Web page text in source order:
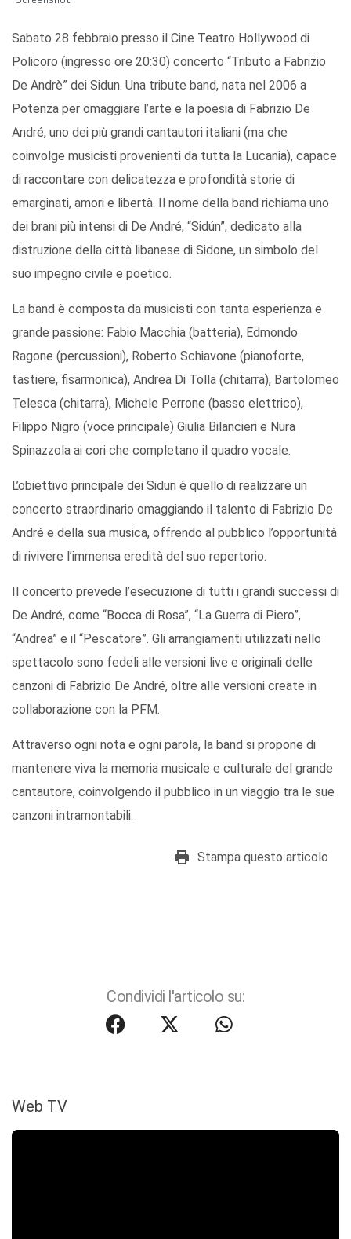
Sabato 28 febbraio presso il Cine Teatro Hollywood di
Policoro (ingresso ore 20:30) concerto “Tributo a Fabrizio
De Andrè” dei Sidun. Una tribute band, nata nel 2006 a
Potenza per omaggiare l’arte e la poesia di Fabrizio De
André, uno dei più grandi cantautori italiani (ma che
coinvolge musicisti provenienti da tutta la Lucania), capace
di raccontare con delicatezza e profondità storie di
emarginati, amori e libertà. Il nome della band richiama uno
dei brani più intensi di De André, “Sidún”, dedicato alla
distruzione della città libanese di Sidone, un simbolo del
suo impegno civile e poetico.
La band è composta da musicisti con tanta esperienza e
grande passione: Fabio Macchia (batteria), Edmondo
Ragone (percussioni), Roberto Schiavone (pianoforte,
tastiere, fisarmonica), Andrea Di Tolla (chitarra), Bartolomeo
Telesca (chitarra), Michele Perrone (basso elettrico),
Filippo Nigro (voce principale) Giulia Bilancieri e Nura
Spinazzola ai cori che completano il quadro vocale.
L’obiettivo principale dei Sidun è quello di realizzare un
concerto straordinario omaggiando il talento di Fabrizio De
André e della sua musica, offrendo al pubblico l’opportunità
di rivivere l’immensa eredità del suo repertorio.
Il concerto prevede l’esecuzione di tutti i grandi successi di
De André, come “Bocca di Rosa”, “La Guerra di Piero”,
“Andrea” e il “Pescatore”. Gli arrangiamenti utilizzati nello
spettacolo sono fedeli alle versioni live e originali delle
canzoni di Fabrizio De André, oltre alle versioni create in
collaborazione con la PFM.
Attraverso ogni nota e ogni parola, la band si propone di
mantenere viva la memoria musicale e culturale del grande
cantautore, coinvolgendo il pubblico in un viaggio tra le sue
canzoni intramontabili.
Stampa questo articolo
Condividi l'articolo su:
Web TV